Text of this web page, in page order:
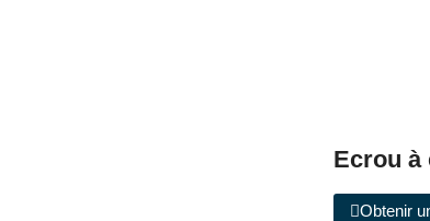
Ecrou à
Obtenir